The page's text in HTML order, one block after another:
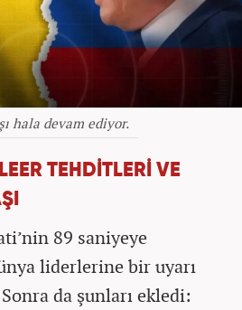
hala devam ediyor.
TEHDİTLERİ VE
89 saniyeye
liderlerine bir uyarı
da şunları ekledi: